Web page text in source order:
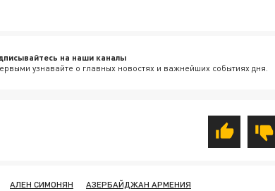
на наши каналы
узнавайте о главных новостях и важнейших событиях дня.
АЛЕН СИМОНЯН АЗЕРБАЙДЖАН АРМЕНИЯ